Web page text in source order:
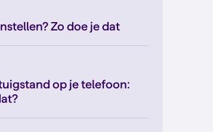
Zo doe je dat
op je telefoon: